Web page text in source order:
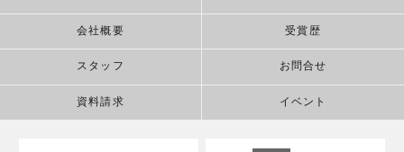
会社概要 受賞歴
スタッフ お問合せ
資料請求 イベント